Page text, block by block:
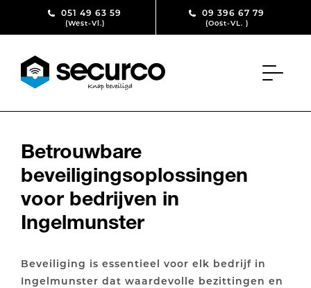
Skip to content051 49 63 59
(West-Vl.)
09 396 67 79
(Oost-VL. )
Betrouwbare
beveiligingsoplossingen
voor bedrijven in
Ingelmunster
Beveiliging is essentieel voor elk bedrijf in
Ingelmunster dat waardevolle bezittingen en